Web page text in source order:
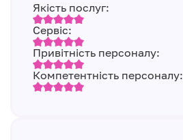
Якість послуг:
Сервіс:
Привітність персоналу:
Компетентність персоналу: